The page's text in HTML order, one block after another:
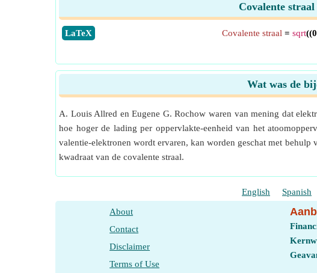
Covalente
​LaTeX Covalente straal = sqrt
Wat was de
A. Louis Allred en Eugene G. Rochow waren van mening dat
hoe hoger de lading per oppervlakte-eenheid van het
valentie-elektronen wordt ervaren, kan worden geschat met
kwadraat van de covalente straal.
English Spanish
About
Contact
Disclaimer
Terms of Use